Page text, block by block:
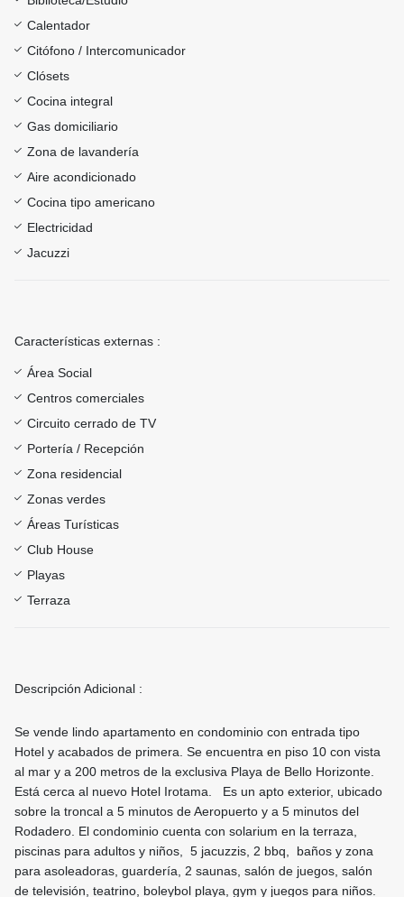
Calentador
Citófono / Intercomunicador
Clósets
Cocina integral
Gas domiciliario
Zona de lavandería
Aire acondicionado
Cocina tipo americano
Electricidad
Jacuzzi
Características externas :
Área Social
Centros comerciales
Circuito cerrado de TV
Portería / Recepción
Zona residencial
Zonas verdes
Áreas Turísticas
Club House
Playas
Terraza
Descripción Adicional :
Se vende lindo apartamento en condominio con entrada tipo
Hotel y acabados de primera. Se encuentra en piso 10 con vista
al mar y a 200 metros de la exclusiva Playa de Bello Horizonte.
Está cerca al nuevo Hotel Irotama. Es un apto exterior, ubicado
sobre la troncal a 5 minutos de Aeropuerto y a 5 minutos del
Rodadero. El condominio cuenta con solarium en la terraza,
piscinas para adultos y niños, 5 jacuzzis, 2 bbq, baños y zona
para asoleadoras, guardería, 2 saunas, salón de juegos, salón
de televisión, teatrino, boleybol playa, gym y juegos para niños.